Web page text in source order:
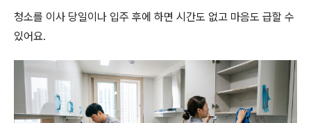
청소를 이사 당일이나 입주 후에 하면 시간도 없고 마음도 급할 수
있어요.